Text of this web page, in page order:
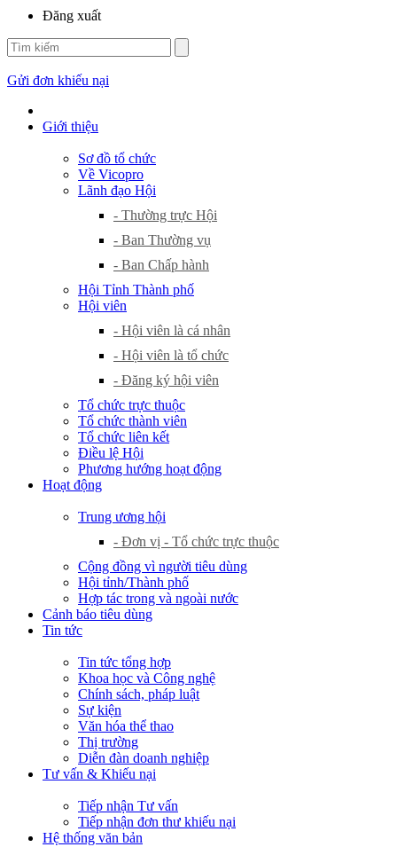
Đăng xuất
Gửi đơn khiếu nại
Giới thiệu
Sơ đồ tổ chức
Về Vicopro
Lãnh đạo Hội
- Thường trực Hội
- Ban Thường vụ
- Ban Chấp hành
Hội Tỉnh Thành phố
Hội viên
- Hội viên là cá nhân
- Hội viên là tổ chức
- Đăng ký hội viên
Tổ chức trực thuộc
Tổ chức thành viên
Tổ chức liên kết
Điều lệ Hội
Phương hướng hoạt động
Hoạt động
Trung ương hội
- Đơn vị - Tổ chức trực thuộc
Cộng đồng vì người tiêu dùng
Hội tỉnh/Thành phố
Hợp tác trong và ngoài nước
Cảnh báo tiêu dùng
Tin tức
Tin tức tổng hợp
Khoa học và Công nghệ
Chính sách, pháp luật
Sự kiện
Văn hóa thể thao
Thị trường
Diễn đàn doanh nghiệp
Tư vấn & Khiếu nại
Tiếp nhận Tư vấn
Tiếp nhận đơn thư khiếu nại
Hệ thống văn bản